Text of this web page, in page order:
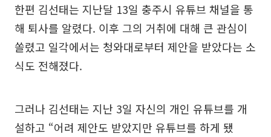
한편 김선태는 지난달 13일 충주시 유튜브 채널을 통
해 퇴사를 알렸다. 이후 그의 거취에 대해 큰 관심이
쏠렸고 일각에서는 청와대로부터 제안을 받았다는 소
식도 전해졌다.
그러나 김선태는 지난 3일 자신의 개인 유튜브를 개
설하고 “어려 제안도 받았지만 유튜브를 하게 됐